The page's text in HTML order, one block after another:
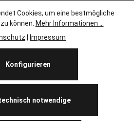
Cookies, um eine bestmögliche
können. Mehr Informationen ...
Impressum
notwendige
Konfigurieren